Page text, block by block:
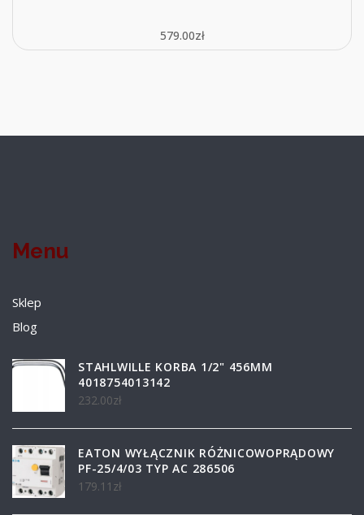
579.00zł
Menu
Sklep
Blog
STAHLWILLE KORBA 1/2" 456MM
4018754013142
232.00zł
EATON WYŁĄCZNIK RÓŻNICOWOPRĄDOWY
PF-25/4/03 TYP AC 286506
179.11 zł